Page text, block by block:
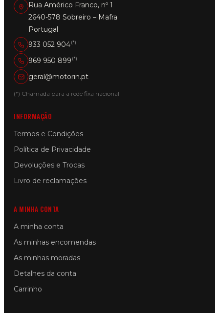
Rua Américo Franco, nº 1
2640-578 Sobreiro – Mafra
Portugal
933 052 904(*)
969 950 899 (*)
geral@motorin.pt
(*) Chamada para a rede fixa nacional
INFORMAÇÃO
Termos e Condições
Política de Privacidade
Devoluções e Trocas
Livro de reclamações
A MINHA CONTA
A minha conta
As minhas encomendas
As minhas moradas
Detalhes da conta
Carrinho